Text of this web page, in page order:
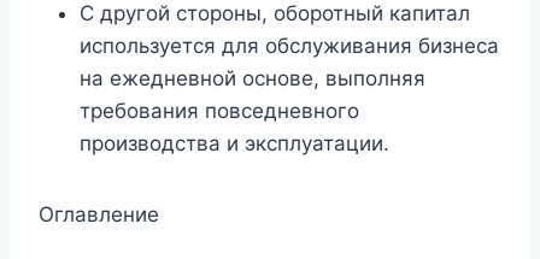
С другой стороны, оборотный капитал
используется для обслуживания бизнеса
на ежедневной основе, выполняя
требования повседневного
производства и эксплуатации.
Оглавление